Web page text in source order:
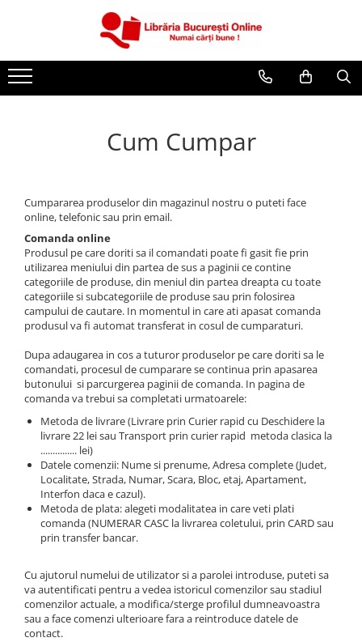
Artă și Enciclopedii
Business și Economie
Creșterea copilului
Dezvoltare Personală
Diete și Fitness
Familie și Cuplu
Hobby și Divertisment
Istorie și Conspirații
Manuale și Dicționare
Medicină și Sănătate
Practic. Casă și Grădina
Psihologie
Religie
Spiritualitate
Știință și Tehnologie
Științe Sociale si Umaniste
Cum Cumpar
Cumpararea produselor din magazinul nostru o puteti face
online, telefonic sau prin email.
Comanda online
Produsul pe care doriti sa il comandati poate fi gasit fie prin
utilizarea meniului din partea de sus a paginii ce contine
categoriile de produse, din meniul din partea dreapta cu toate
categoriile si subcategoriile de produse sau prin folosirea
campului de cautare. In momentul in care ati apasat comanda
produsul va fi automat transferat in cosul de cumparaturi.
Dupa adaugarea in cos a tuturor produselor pe care doriti sa le
comandati, procesul de cumparare se continua prin apasarea
butonului si parcurgerea paginii de comanda. In pagina de
comanda va trebui sa completati urmatoarele:
Metoda de livrare (Livrare prin Curier rapid cu Deschidere la
livrare 22 lei sau Transport prin curier rapid metoda clasica la
............... lei)
Datele comenzii: Nume si prenume, Adresa complete (Judet,
Localitate, Strada, Numar, Scara, Bloc, etaj, Apartament,
Interfon daca e cazul).
Metoda de plata: alegeti modalitatea in care veti plati
comanda (NUMERAR CASC la livrarea coletului, prin CARD sau
prin transfer bancar.
Cu ajutorul numelui de utilizator si a parolei introduse, puteti sa
va autentificati pentru a vedea istoricul comenzilor sau stadiul
comenzilor actuale, a modifica/sterge profilul dumneavoastra
sau a face comenzi ulterioare fara a reintroduce datele de
contact.